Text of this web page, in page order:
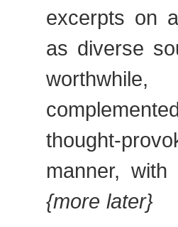
excerpts on
as diverse
thought-
manner,
{more later}